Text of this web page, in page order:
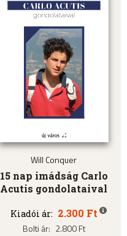
Will Conquer
15 nap imádság Carlo
Acutis gondolataival
Kiadói ár: 2.300 Ft
Bolti ár: 2.800 Ft